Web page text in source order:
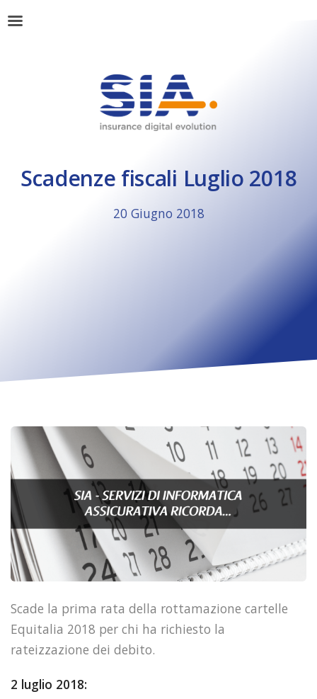
Scadenze fiscali Luglio 2018
20 Giugno 2018
Scade la prima rata della rottamazione cartelle
Equitalia 2018 per chi ha richiesto la
rateizzazione dei debito.
2 luglio 2018: